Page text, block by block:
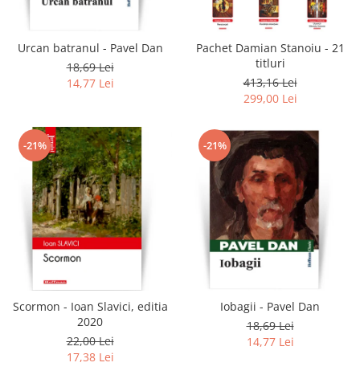
Urcan batranul - Pavel Dan
18,69 Lei
14,77 Lei
Pachet Damian Stanoiu - 21
titluri
413,16 Lei
299,00 Lei
-21%
Scormon - Ioan Slavici, editia
2020
22,00 Lei
17,38 Lei
-21%
Iobagii - Pavel Dan
18,69 Lei
14,77 Lei